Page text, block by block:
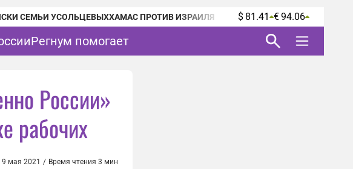
СЕМЬИ УСОЛЬЦЕВЫХХАМАС ПРОТИВ ИЗРАИЛЯ $ 81.41 € 94.06
Регнум помогает
России»
рабочих
9 мая 2021 / Время чтения 3 мин